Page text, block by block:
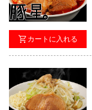
カートに入れる